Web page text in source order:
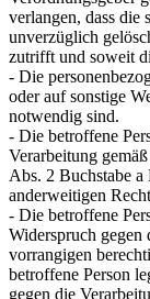
verlangen, dass die
unverzüglich
zutrifft und soweit
- Die
oder auf sonstige
notwendig sind.
- Die betroffene
Verarbeitung
Abs. 2 Buchstabe
anderweitigen
- Die betroffene
Widerspruch gegen
vorrangigen
betroffene Person
gegen die